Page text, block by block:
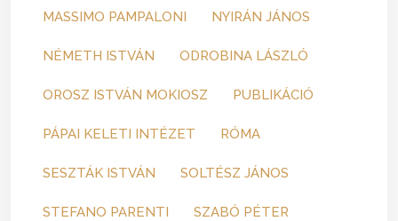
MASSIMO PAMPALONI NYIRÁN JÁNOS
NÉMETH ISTVÁN ODROBINA LÁSZLÓ
OROSZ ISTVÁN MOKIOSZ PUBLIKÁCIÓ
PÁPAI KELETI INTÉZET RÓMA
SESZTÁK ISTVÁN SOLTÉSZ JÁNOS
STEFANO PARENTI SZABÓ PÉTER